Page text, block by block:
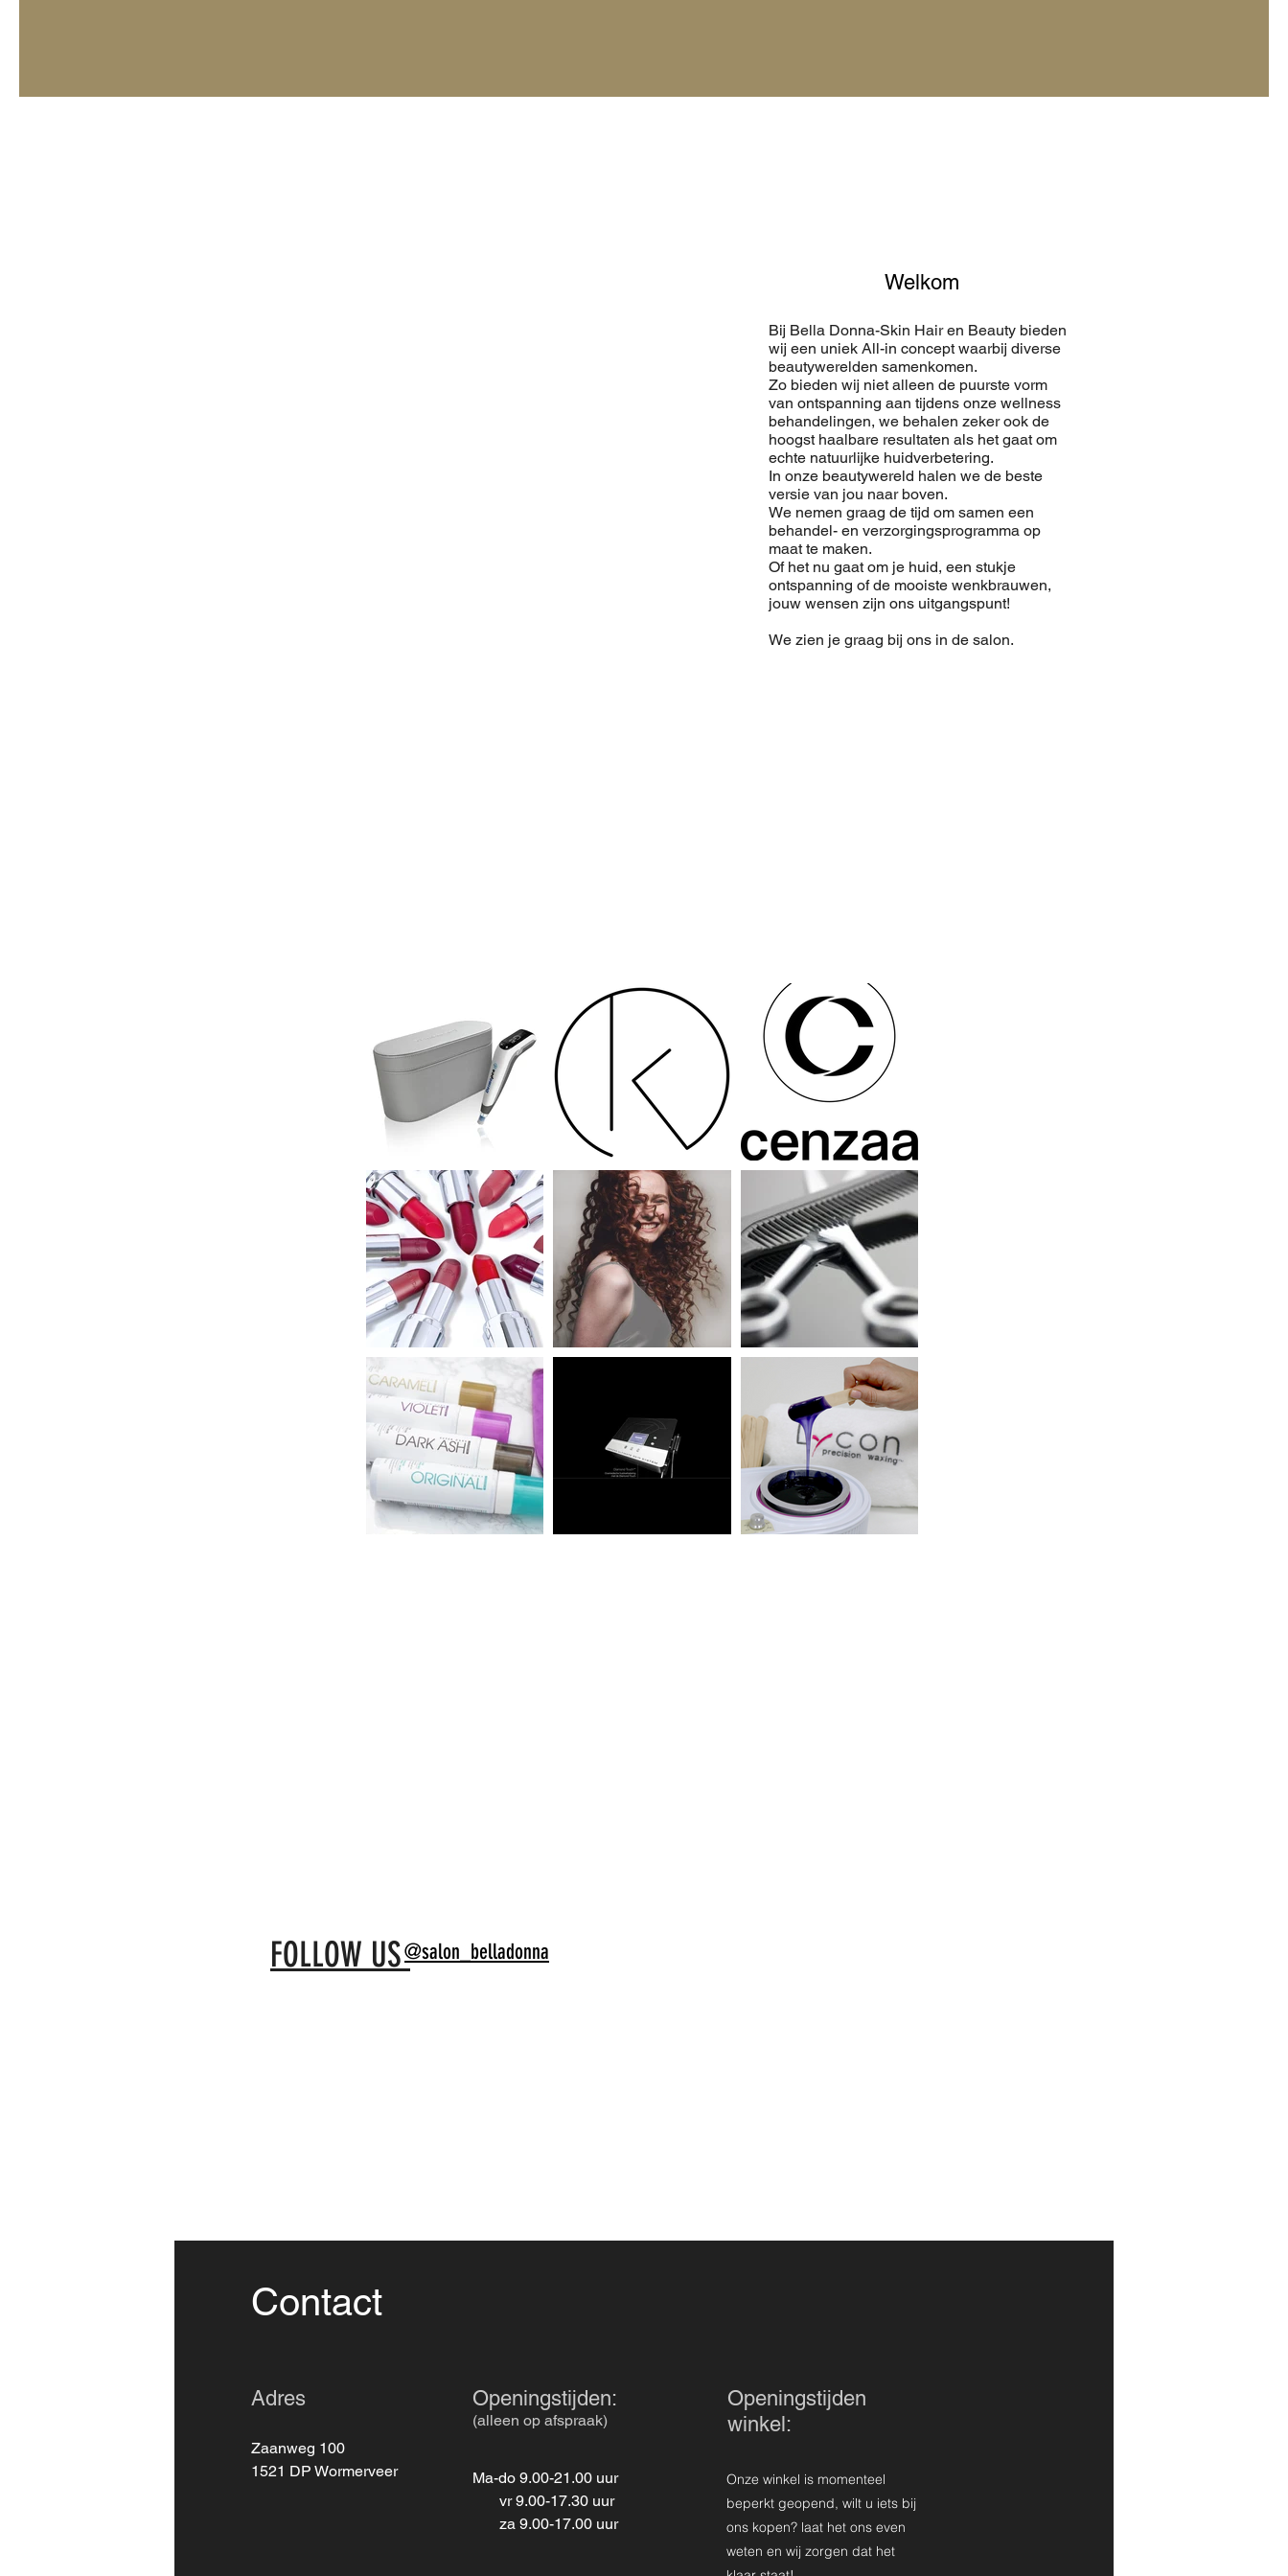
Welkom
Bij Bella Donna-Skin Hair en Beauty bieden
wij een uniek All-in concept waarbij diverse
beautywerelden samenkomen.
Zo bieden wij niet alleen de puurste vorm
van ontspanning aan tijdens onze wellness
behandelingen, we behalen zeker ook de
hoogst haalbare resultaten als het gaat om
echte natuurlijke huidverbetering.
In onze beautywereld halen we de beste
versie van jou naar boven.
We nemen graag de tijd om samen een
behandel- en verzorgingsprogramma op
maat te maken.
Of het nu gaat om je huid, een stukje
ontspanning of de mooiste wenkbrauwen,
jouw wensen zijn ons uitgangspunt!
We zien je graag bij ons in de salon.
FOLLOW US@salon_belladonna
Contact
Adres Openingstijden:
(alleen op afspraak)
Zaanweg 100
1521 DP Wormerveer
Ma-do 9.00-21.00 uur
vr 9.00-17.30 uur
za 9.00-17.00 uur
Openingstijden
winkel:
Onze winkel is momenteel
beperkt geopend, wilt u iets bij
ons kopen? laat het ons even
weten en wij zorgen dat het